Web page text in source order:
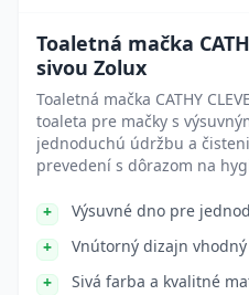
Toaletná mačka
sivou Zolux
Toaletná mačka CATHY
toaleta pre mačky s
jednoduchú údržbu a
prevedení s dôrazom na
Výsuvné dno pre
Vnútorný dizajn
Sivá farba a kvalitné